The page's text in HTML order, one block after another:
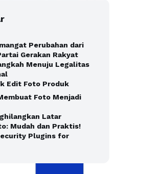
Perubahan dari
Gerakan Rakyat
Menuju Legalitas
Edit Foto Produk
Foto Menjadi
Latar
Mudah dan Praktis!
Plugins for